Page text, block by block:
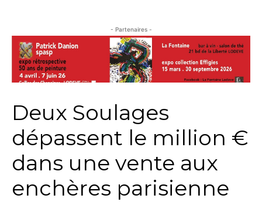
- Partenaires -
Deux Soulages
dépassent le million €
dans une vente aux
enchères parisienne